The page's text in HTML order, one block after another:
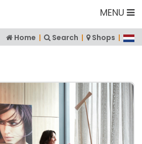
MENU
Home | Search | Shops |